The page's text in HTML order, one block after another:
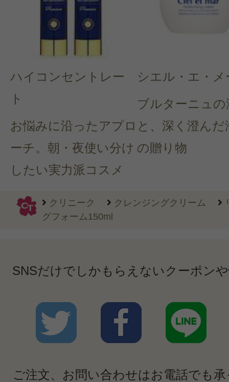
ハイコンセントレー
ト
お悩みに沿ったアプロ
ーチ。朝・夜使い分け
したい実力派コスメ
シエル・エ・メ
ブルターニュの
と、深く澄んだ
の贈り物
クリニーク クレンジングクリーム
グフォーム150ml
SNSだけでしかもらえないクーポン
ご注文、お問い合わせはお電話でも